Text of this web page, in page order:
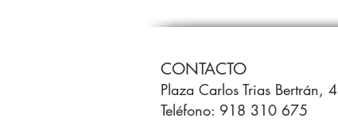
CONTACTO
Plaza Carlos Trias Bertrán, 4
Teléfono: 918 310 675